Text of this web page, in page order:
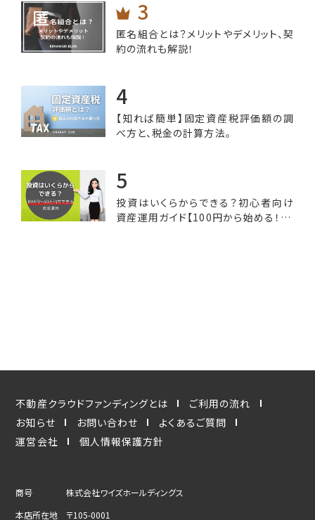
匿名組合とは？メリットやデメリット、契
約の流れも解説！
【知れば簡単】固定資産税評価額の調
べ方と、税金の計算方法。
投資はいくらからできる？初心者向け
資産運用ガイド【100円から始める！50
不動産クラウドファンディングとは
ご利用の流れ
お知らせ
お問い合わせ
よくあるご質問
運営会社
個人情報保護方針
商号
株式会社ワイズホールディングス
本店所在地
〒105-0001